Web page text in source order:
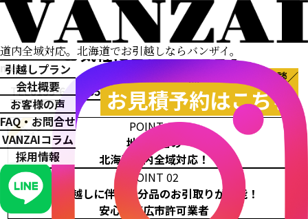
道内全域対応。 北海道でお引越しならバンザイ。
menu
引越しプラン
会社概要
お客様の声
FAQ・お問合せ
VANZAIコラム
採用情報
営業時間外・対応地域外も
お気軽にご相談ください
TEL0155-66-9955
＼まずは引越しの無料見積り・ご相談／
お見積予約はこちら
POINT 01
地域密着の
北海道道内全域対応！
POINT 02
引っ越しに伴う処分品のお引取りが可能！
安心の帯広市許可業者